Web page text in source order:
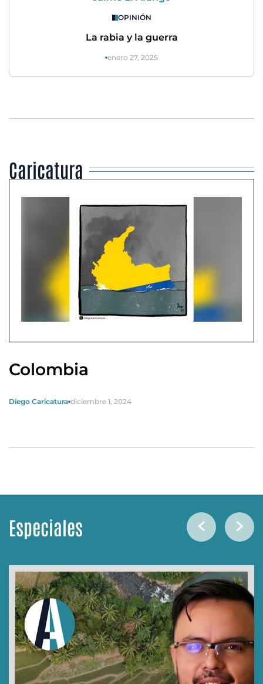
OPINIÓN
La rabia y la guerra
enero 27, 2025
Caricatura
Colombia
Diego Caricatura diciembre 1, 2024
Especiales